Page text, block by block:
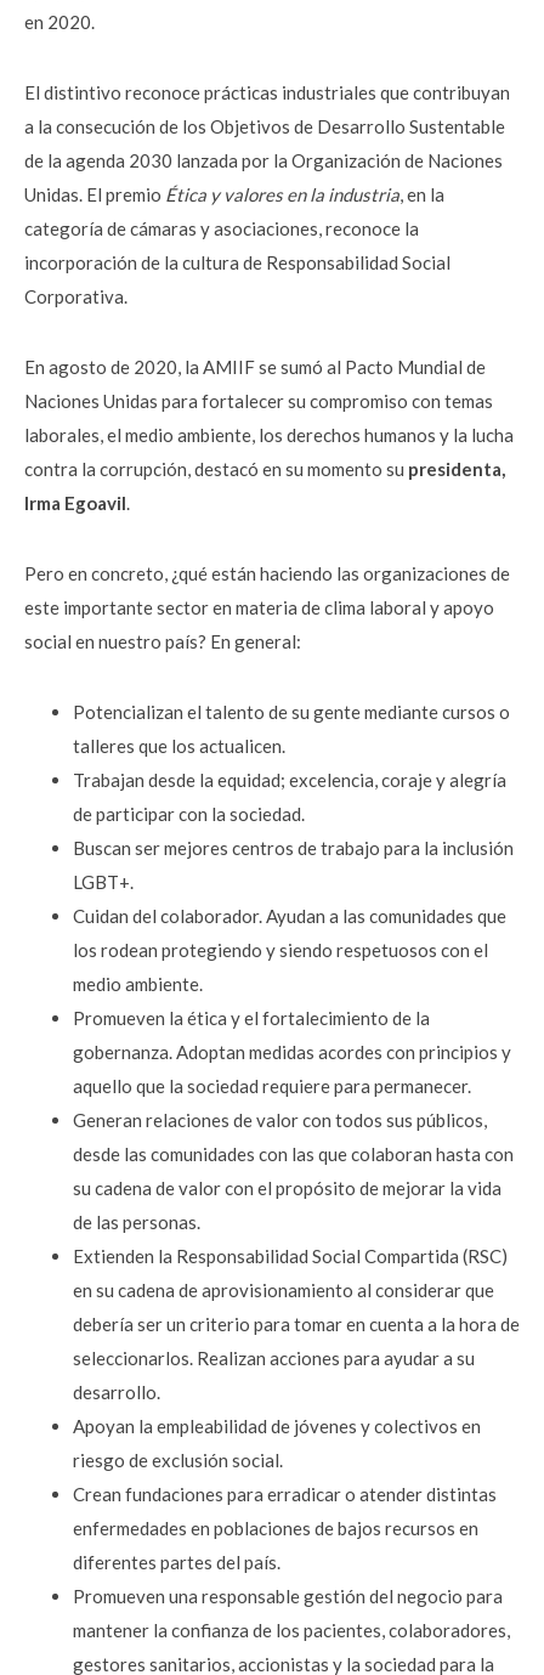
en 2020.
El distintivo reconoce prácticas industriales que contribuyan
a la consecución de los Objetivos de Desarrollo Sustentable
de la agenda 2030 lanzada por la Organización de Naciones
Unidas. El premio Ética y valores en la industria, en la
categoría de cámaras y asociaciones, reconoce la
incorporación de la cultura de Responsabilidad Social
Corporativa.
En agosto de 2020, la AMIIF se sumó al Pacto Mundial de
Naciones Unidas para fortalecer su compromiso con temas
laborales, el medio ambiente, los derechos humanos y la lucha
contra la corrupción, destacó en su momento su presidenta,
Irma Egoavil.
Pero en concreto, ¿qué están haciendo las organizaciones de
este importante sector en materia de clima laboral y apoyo
social en nuestro país? En general:
Potencializan el talento de su gente mediante cursos o
talleres que los actualicen.
Trabajan desde la equidad; excelencia, coraje y alegría
de participar con la sociedad.
Buscan ser mejores centros de trabajo para la inclusión
LGBT+.
Cuidan del colaborador. Ayudan a las comunidades que
los rodean protegiendo y siendo respetuosos con el
medio ambiente.
Promueven la ética y el fortalecimiento de la
gobernanza. Adoptan medidas acordes con principios y
aquello que la sociedad requiere para permanecer.
Generan relaciones de valor con todos sus públicos,
desde las comunidades con las que colaboran hasta con
su cadena de valor con el propósito de mejorar la vida
de las personas.
Extienden la Responsabilidad Social Compartida (RSC)
en su cadena de aprovisionamiento al considerar que
debería ser un criterio para tomar en cuenta a la hora de
seleccionarlos. Realizan acciones para ayudar a su
desarrollo.
Apoyan la empleabilidad de jóvenes y colectivos en
riesgo de exclusión social.
Crean fundaciones para erradicar o atender distintas
enfermedades en poblaciones de bajos recursos en
diferentes partes del país.
Promueven una responsable gestión del negocio para
mantener la confianza de los pacientes, colaboradores,
gestores sanitarios, accionistas y la sociedad para la